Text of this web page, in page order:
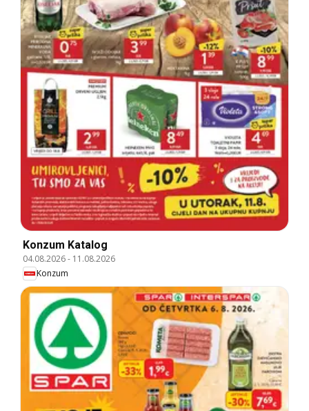
Konzum Katalog
04.08.2026- 11.08.2026
Konzum